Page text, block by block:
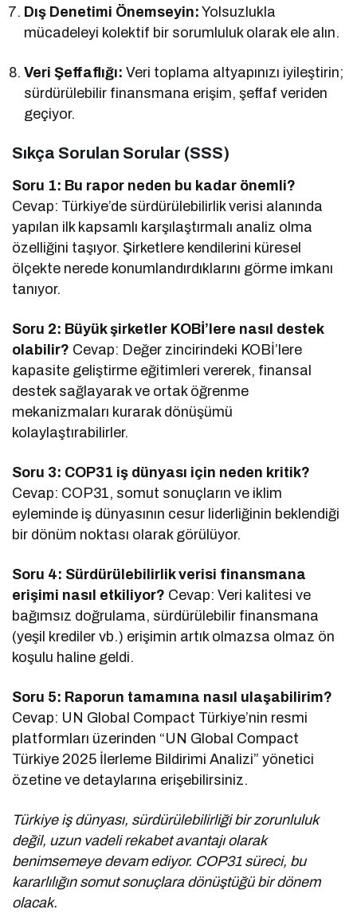
Dış Denetimi Önemseyin: Yolsuzlukla
mücadeleyi kolektif bir sorumluluk olarak ele alın.
Veri Şeffaflığı: Veri toplama altyapınızı iyileştirin;
sürdürülebilir finansmana erişim, şeffaf veriden
geçiyor.
Sıkça Sorulan Sorular (SSS)
Soru 1: Bu rapor neden bu kadar önemli?
Cevap: Türkiye’de sürdürülebilirlik verisi alanında
yapılan ilk kapsamlı karşılaştırmalı analiz olma
özelliğini taşıyor. Şirketlere kendilerini küresel
ölçekte nerede konumlandırdıklarını görme imkanı
tanıyor.
Soru 2: Büyük şirketler KOBİ’lere nasıl destek
olabilir? Cevap: Değer zincirindeki KOBİ’lere
kapasite geliştirme eğitimleri vererek, finansal
destek sağlayarak ve ortak öğrenme
mekanizmaları kurarak dönüşümü
kolaylaştırabilirler.
Soru 3: COP31 iş dünyası için neden kritik?
Cevap: COP31, somut sonuçların ve iklim
eyleminde iş dünyasının cesur liderliğinin beklendiği
bir dönüm noktası olarak görülüyor.
Soru 4: Sürdürülebilirlik verisi finansmana
erişimi nasıl etkiliyor? Cevap: Veri kalitesi ve
bağımsız doğrulama, sürdürülebilir finansmana
(yeşil krediler vb.) erişimin artık olmazsa olmaz ön
koşulu haline geldi.
Soru 5: Raporun tamamına nasıl ulaşabilirim?
Cevap: UN Global Compact Türkiye’nin resmi
platformları üzerinden “UN Global Compact
Türkiye 2025 İlerleme Bildirimi Analizi” yönetici
özetine ve detaylarına erişebilirsiniz.
Türkiye iş dünyası, sürdürülebilirliği bir zorunluluk
değil, uzun vadeli rekabet avantajı olarak
benimsemeye devam ediyor. COP31 süreci, bu
kararlılığın somut sonuçlara dönüştüğü bir dönem
olacak.